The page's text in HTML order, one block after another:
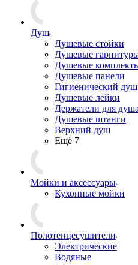
Душ
Душевые стойки
Душевые
Душевые
Душевые панели
Гигиенический душ
Душевые лейки
Держатели для душа
Душевые штанги
Верхний душ
Ещё 7
Мойки и аксессуары
Кухонные мойки
Полотенцесушители
Электрические
Водяные